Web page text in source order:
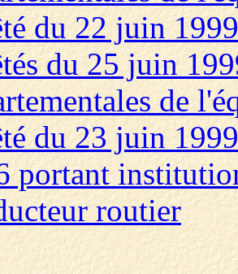
du 22 juin
du 25 juin
de
du 23 juin
portant
routier